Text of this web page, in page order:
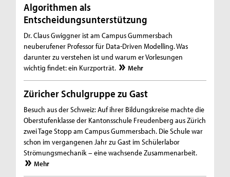
Algorithmen als
Entscheidungsunterstützung
Dr. Claus Gwiggner ist am Campus Gummersbach
neuberufener Professor für Data-Driven Modelling. Was
darunter zu verstehen ist und warum er Vorlesungen
wichtig findet: ein Kurzporträt.
Mehr
Züricher Schulgruppe zu Gast
Besuch aus der Schweiz: Auf ihrer Bildungskreise machte die
Oberstufenklasse der Kantonsschule Freudenberg aus Zürich
zwei Tage Stopp am Campus Gummersbach. Die Schule war
schon im vergangenen Jahr zu Gast im Schülerlabor
Strömungsmechanik – eine wachsende Zusammenarbeit.
Mehr